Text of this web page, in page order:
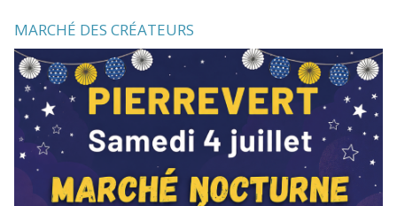
MARCHÉ DES CRÉATEURS